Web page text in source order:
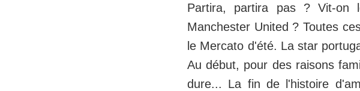
Partira, partira pas ? Vit-on
Manchester United ? Toutes
le Mercato d'été. La star
Au début, pour des raisons
dure... La fin de l'histoire